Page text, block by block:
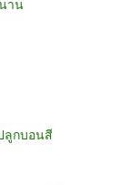
าน
ลูกบอนสี